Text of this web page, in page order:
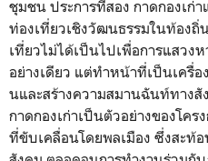
ชุมชน ประการที่สอง กาดกองเก่
ท่องเที่ยวเชิงวัฒนธรรมในท้องถิ่
เที่ยวไม่ได้เป็นไปเพื่อการแสวงห
อย่างเดียว แต่ทำหน้าที่เป็นเครื่อ
นและสร้างความสมานฉันท์ทางสั
กาดกองเก่าเป็นตัวอย่างของโคร
ที่ขับเคลื่อนโดยพลเมือง ซึ่งสะท้